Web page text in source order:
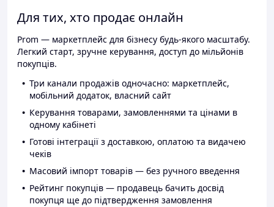
Для тих, хто продає онлайн
Prom — маркетплейс для бізнесу будь-якого масштабу.
Легкий старт, зручне керування, доступ до мільйонів
покупців.
Три канали продажів одночасно: маркетплейс,
мобільний додаток, власний сайт
Керування товарами, замовленнями та цінами в
одному кабінеті
Готові інтеграції з доставкою, оплатою та видачею
чеків
Масовий імпорт товарів — без ручного введення
Рейтинг покупців — продавець бачить досвід
покупця ще до підтвердження замовлення